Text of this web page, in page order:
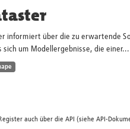
informiert über die zu erwartende
sich um Modellergebnisse, die einer...
auch über die API (siehe API-